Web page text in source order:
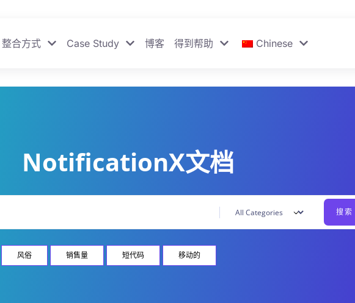
整合方式 Case Study 博客 得到帮助 Chinese
NotificationX文档
风俗 销售量 短代码 移动的